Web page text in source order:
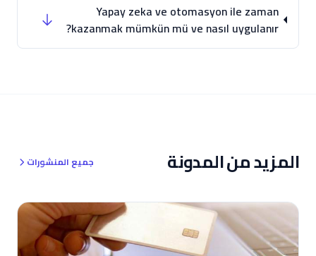
Yapay zeka ve otomasyon ile zaman
kazanmak mümkün mü ve nasıl uygulanır?
المزيد من المدونة جميع المنشورات